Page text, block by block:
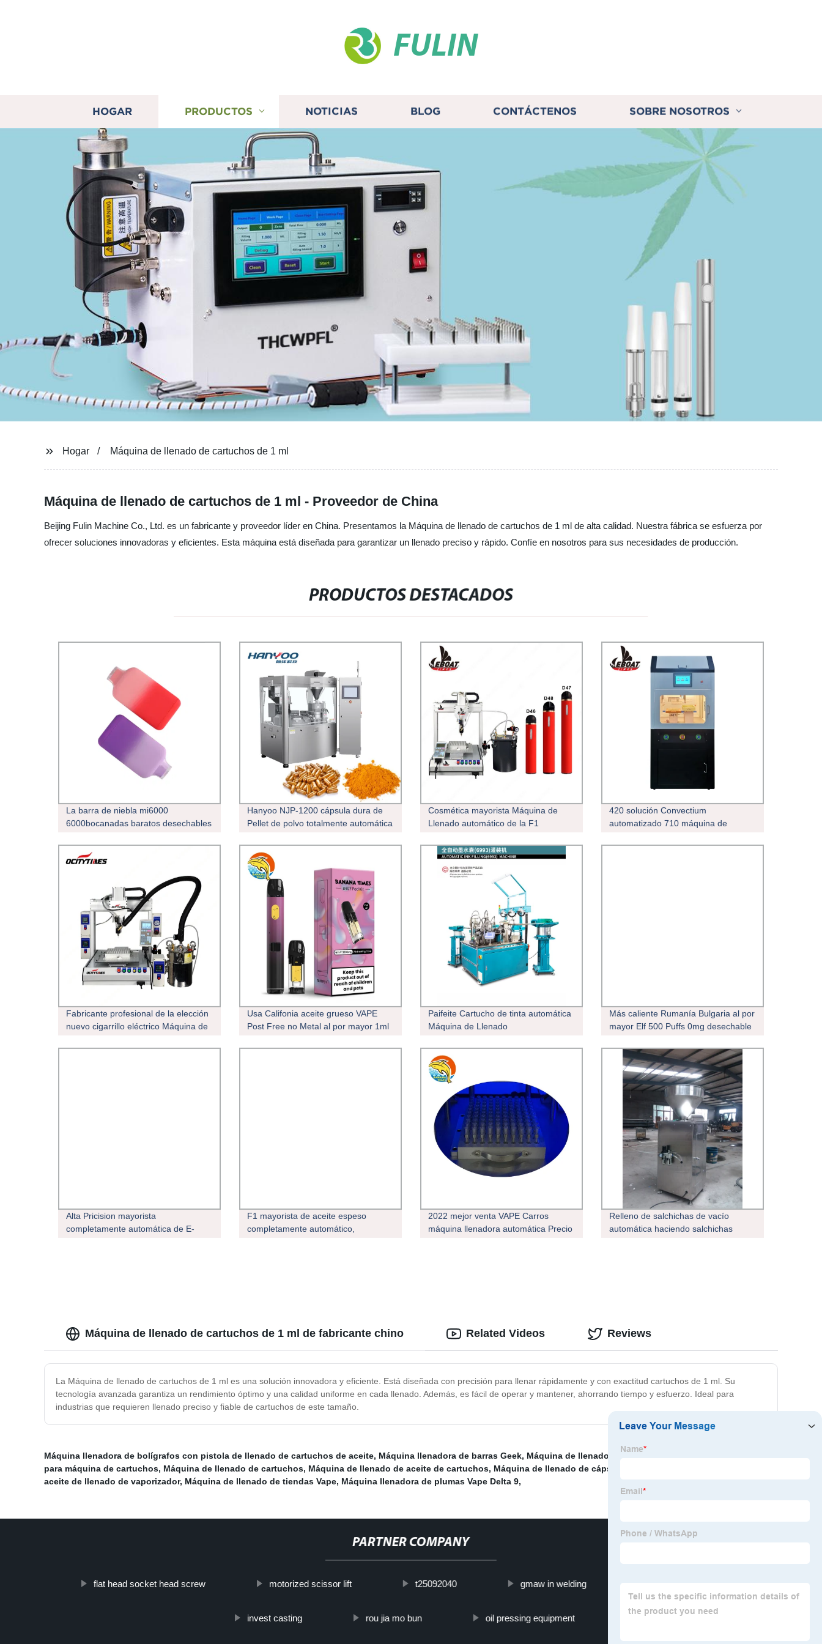
FULIN
HOGAR PRODUCTOS NOTICIAS BLOG CONTÁCTENOS SOBRE NOSOTROS
Hogar Máquina de llenado de cartuchos de 1 ml
Máquina de llenado de cartuchos de 1 ml - Proveedor de China
Beijing Fulin Machine Co., Ltd. es un fabricante y proveedor líder en China. Presentamos la Máquina de llenado de cartuchos de 1 ml de alta calidad. Nuestra fábrica se esfuerza por
ofrecer soluciones innovadoras y eficientes. Esta máquina está diseñada para garantizar un llenado preciso y rápido. Confíe en nosotros para sus necesidades de producción.
PRODUCTOS DESTACADOS
La barra de niebla mi6000
6000bocanadas baratos desechables
Hanyoo NJP-1200 cápsula dura de
Pellet de polvo totalmente automática
llenado
Cosmética mayorista Máquina de
Llenado automático de la F1
420 solución Convectium
automatizado 710 máquina de
3G 4G 5g desechable 100pcs
Fabricante profesional de la elección
nuevo cigarrillo eléctrico Máquina de
Usa Califonia aceite grueso VAPE
Post Free no Metal al por mayor 1ml
vacía desechable
Paifeite Cartucho de tinta automática
Máquina de Llenado
Más caliente Rumanía Bulgaria al por
mayor Elf 500 Puffs 0mg desechable
nicotina Pod desechable
Alta Pricision mayorista
completamente automática de E-
F1 mayorista de aceite espeso
completamente automático,
2022 mejor venta VAPE Carros
máquina llenadora automática Precio
Relleno de salchichas de vacío
automática haciendo salchichas
Máquina de llenado de cartuchos de 1 ml de fabricante chino
La Máquina de llenado de cartuchos de 1 ml es una solución innovadora y eficiente. Está diseñada con precisión para llenar rápidamente y con exactitud cartuchos de 1 ml. Su
tecnología avanzada garantiza un rendimiento óptimo y una calidad uniforme en cada llenado. Además, es fácil de operar y mantener, ahorrando tiempo y esfuerzo. Ideal para
industrias que requieren llenado preciso y fiable de cartuchos de este tamaño.
Related Videos Reviews
Máquina llenadora de bolígrafos con pistola de llenado de cartuchos de aceite, Máquina llenadora de barras Geek, Máquina de llenado desechable Thc Vape
para máquina de cartuchos, Máquina de llenado de cartuchos, Máquina de llenado de aceite de cartuchos, Máquina de llenado de cápsulas de aceite
aceite de llenado de vaporizador, Máquina de llenado de tiendas Vape, Máquina llenadora de plumas Vape Delta 9,
PARTNER COMPANY
flat head socket head screw motorized scissor lift t25092040 gmaw in welding
invest casting rou jia mo bun oil pressing equipment